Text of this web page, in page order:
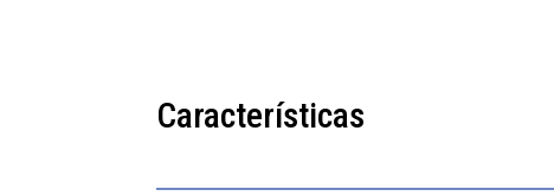
Características